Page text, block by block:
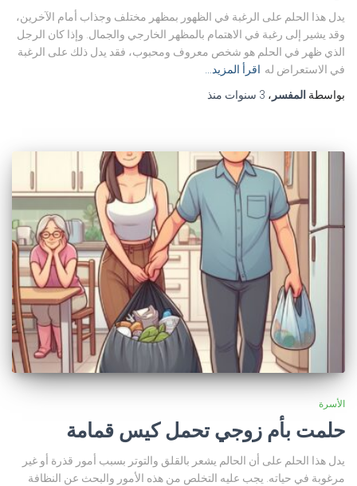
يدل هذا الحلم على الرغبة في الظهور بمظهر مختلف وجذاب أمام الآخرين،
وقد يشير إلى رغبة في الاهتمام بالمظهر الخارجي والجمال. وإذا كان الرجل
الذي ظهر في الحلم هو شخص معروف ومحبوب، فقد يدل ذلك على الرغبة
في الاستعراض له اقرأ المزيد…
بواسطة المفسر ، 3 سنوات منذ
الأسرة
حلمت بأم زوجي تحمل كيس قمامة
يدل هذا الحلم على أن الحالم يشعر بالقلق والتوتر بسبب أمور قذرة أو غير
مرغوبة في حياته. يجب عليه التخلص من هذه الأمور والبحث عن النظافة